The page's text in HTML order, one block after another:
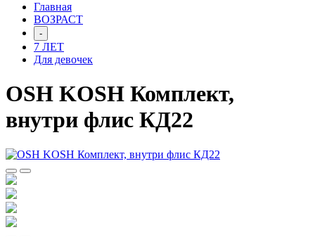
Главная
ВОЗРАСТ
-
7 ЛЕТ
Для девочек
OSH KOSH Комплект,
внутри флис КД22